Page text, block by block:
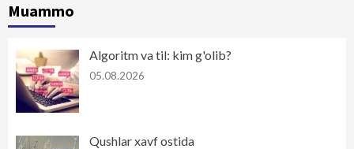
Muammo
Algoritm va til: kim g'olib?
05.08.2026
Qushlar xavf ostida